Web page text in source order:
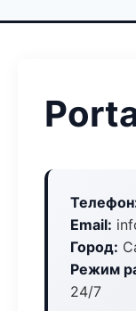
Email:
Город:
Режим
24/7